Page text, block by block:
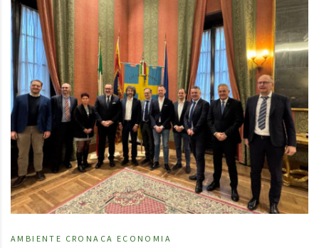
AMBIENTE CRONACA ECONOMIA